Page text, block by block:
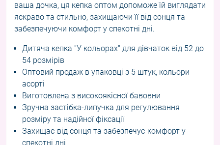
ваша дочка, ця кепка оптом допоможе їй виглядати
яскраво та стильно, захищаючи її від сонця та
забезпечуючи комфорт у спекотні дні.
Дитяча кепка "У кольорах" для дівчаток від 52 до
54 розмірів
Оптовий продаж в упаковці з 5 штук, кольори
асорті
Виготовлена з високоякісної бавовни
Зручна застібка-липучка для регулювання
розміру та надійної фіксації
Захищає від сонця та забезпечує комфорт у
спекотні дні